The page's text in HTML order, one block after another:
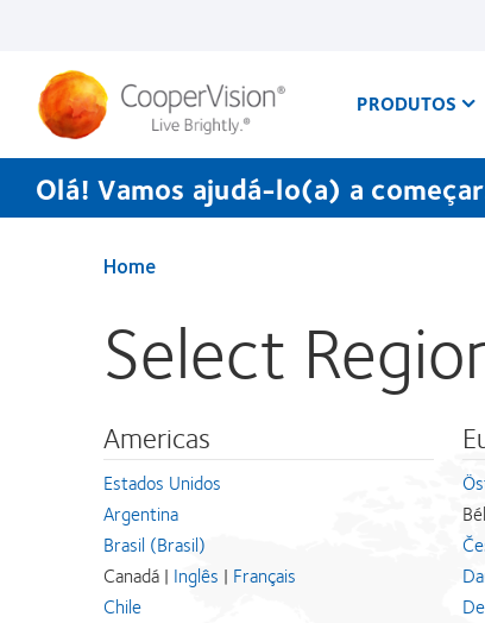
conteúdo
principal PRODUTOS
Olá! Vamos ajudá-lo(a) a
Home
Select
Americas
Estados Unidos
Argentina
Brasil (Brasil)
Canadá | Inglês | Français
Chile